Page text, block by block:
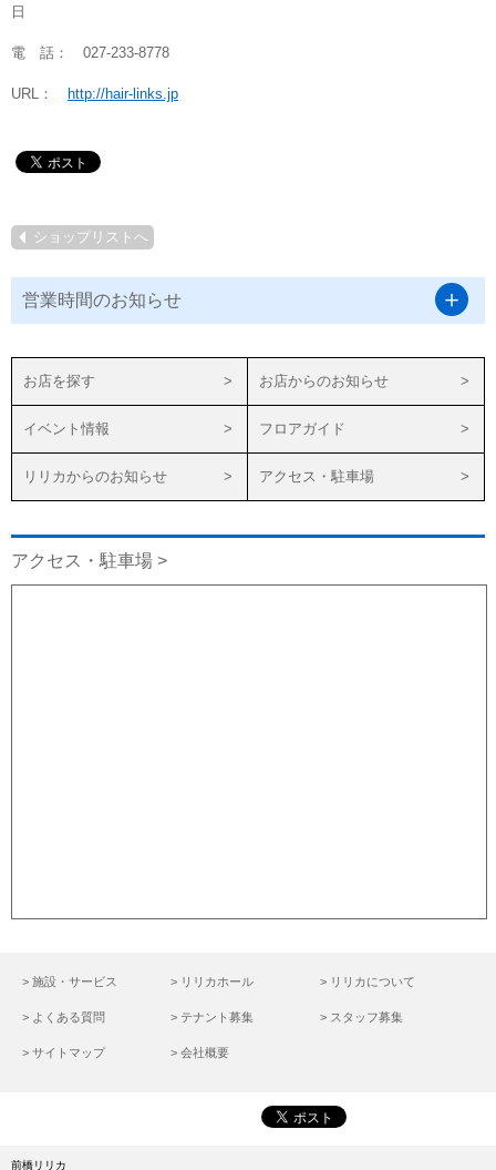
日
電 話： 027-233-8778
URL： http://hair-links.jp
ショップリストへ
営業時間のお知らせ
お店を探す お店からのお知らせ
イベント情報 フロアガイド
リリカからのお知らせ アクセス・駐車場
アクセス・駐車場 >
> 施設・サービス > リリカホール > リリカについて
> よくある質問 > テナント募集 > スタッフ募集
> サイトマップ > 会社概要
前橋リリカ